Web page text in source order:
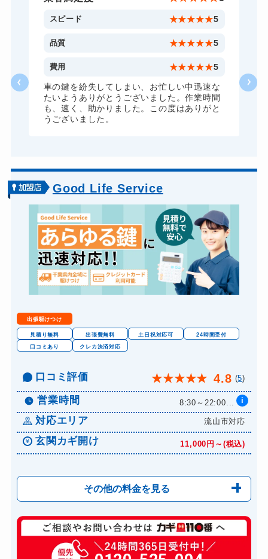
金庫カギ交換 11,000円～(税込)
ロッカーカギ開け 11,000円～(税込)
11,000円～(税込)
スピード ★★★★★5
品質 ★★★★★5
費用 ★★★★★5
車の鍵を紛失してしまい、お忙しい中迅速な
たいようありがとうございました。作業時間
も、速く、助かりました。この度はありがと
うございました。
Good Life Service
出張駆けつけ
見積り無料 出張費無料 土日祝対応可
24時間受付
口コミあり
クレカ決済対応
口コミ評価 ★★★★★ 4.8 (5)
営業時間 8:30～22:00... i
対応エリア 流山市対応
玄関カギ開け 11,000円～(税込)
その他の料金を見る
玄関カギ修理 6,600円～(税込)
玄関カギ交換 14,300円～(税込)